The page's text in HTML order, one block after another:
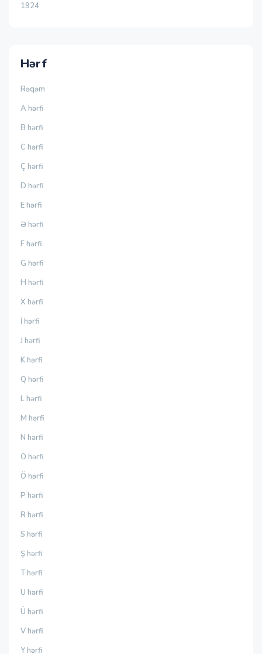
1924
Hərf
Rəqəm
A hərfi
B hərfi
C hərfi
Ç hərfi
D hərfi
E hərfi
Ə hərfi
F hərfi
G hərfi
H hərfi
X hərfi
İ hərfi
J hərfi
K hərfi
Q hərfi
L hərfi
M hərfi
N hərfi
O hərfi
Ö hərfi
P hərfi
R hərfi
S hərfi
Ş hərfi
T hərfi
U hərfi
Ü hərfi
V hərfi
Y hərfi